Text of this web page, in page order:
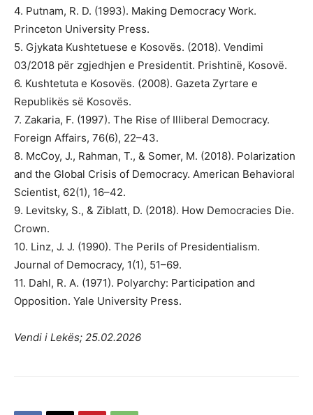
4. Putnam, R. D. (1993). Making Democracy Work.
Princeton University Press.
5. Gjykata Kushtetuese e Kosovës. (2018). Vendimi
03/2018 për zgjedhjen e Presidentit. Prishtinë, Kosovë.
6. Kushtetuta e Kosovës. (2008). Gazeta Zyrtare e
Republikës së Kosovës.
7. Zakaria, F. (1997). The Rise of Illiberal Democracy.
Foreign Affairs, 76(6), 22–43.
8. McCoy, J., Rahman, T., & Somer, M. (2018). Polarization
and the Global Crisis of Democracy. American Behavioral
Scientist, 62(1), 16–42.
9. Levitsky, S., & Ziblatt, D. (2018). How Democracies Die.
Crown.
10. Linz, J. J. (1990). The Perils of Presidentialism.
Journal of Democracy, 1(1), 51–69.
11. Dahl, R. A. (1971). Polyarchy: Participation and
Opposition. Yale University Press.
Vendi i Lekës; 25.02.2026